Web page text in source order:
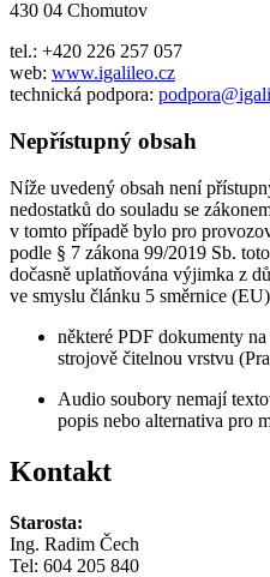
430 04 Chomutov
tel.: +420 226 257 057
web: www.igalileo.cz
technická podpora:
Nepřístupný obsah
Níže uvedený obsah není
nedostatků do souladu se
v tomto případě bylo pro
podle § 7 zákona 99/2019 Sb.
dočasně uplatňována výjimka z
ve smyslu článku 5 směrnice
některé PDF dokumenty
strojově čitelnou vrstvu
Audio soubory nemají
popis nebo alternativa pro
Kontakt
Starosta:
Ing. Radim Čech
Tel: 604 205 840